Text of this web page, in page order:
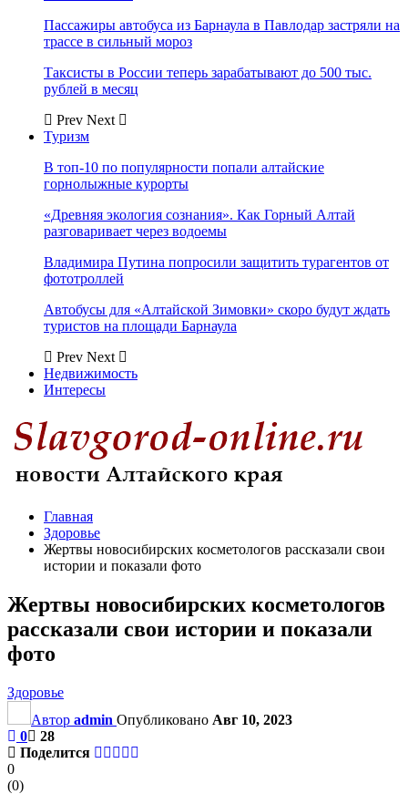
Пассажиры автобуса из Барнаула в Павлодар застряли на
трассе в сильный мороз
Таксисты в России теперь зарабатывают до 500 тыс.
рублей в месяц
Prev Next
Туризм
В топ-10 по популярности попали алтайские
горнолыжные курорты
«Древняя экология сознания». Как Горный Алтай
разговаривает через водоемы
Владимира Путина попросили защитить турагентов от
фототроллей
Автобусы для «Алтайской Зимовки» скоро будут ждать
туристов на площади Барнаула
Prev Next
Недвижимость
Интересы
Главная
Здоровье
Жертвы новосибирских косметологов рассказали свои
истории и показали фото
Жертвы новосибирских косметологов
рассказали свои истории и показали
фото
Здоровье
Автор admin Опубликовано Авг 10, 2023
0
28
Поделится
0
(0)